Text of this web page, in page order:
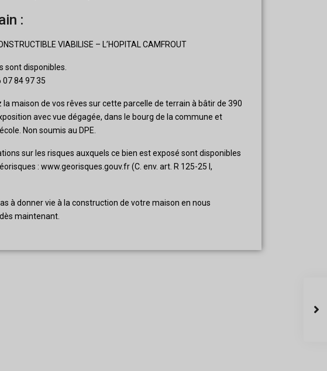
:
VIABILISE – L’HOPITAL CAMFROUT
sont disponibles.
07 84 97 35
la maison de vos rêves sur cette parcelle de terrain à bâtir de 390
avec vue dégagée, dans le bourg de la commune et
Non soumis au DPE.
sur les risques auxquels ce bien est exposé sont disponibles
: www.georisques.gouv.fr (C. env. art. R 125-25 I,
à donner vie à la construction de votre maison en nous
maintenant.